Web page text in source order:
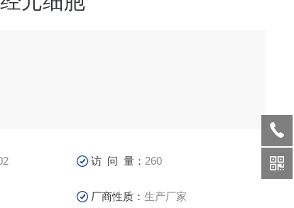
访 问 量： 260
厂商性质：生产厂家